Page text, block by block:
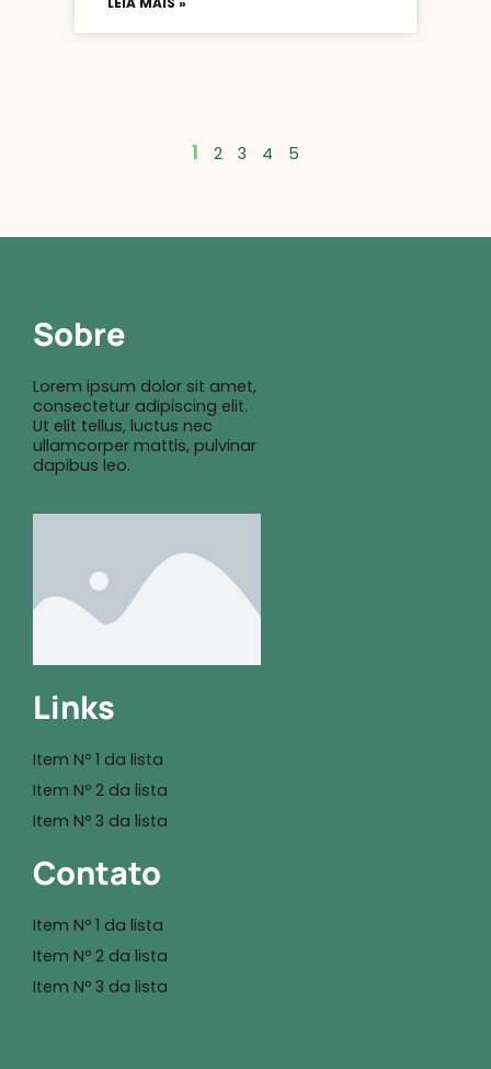
1 2 3 4 5
Sobre
Lorem ipsum dolor sit amet,
consectetur adipiscing elit.
Ut elit tellus, luctus nec
ullamcorper mattis, pulvinar
dapibus leo.
Links
Item Nº 1 da lista
Item Nº 2 da lista
Item Nº 3 da lista
Contato
Item Nº 1 da lista
Item Nº 2 da lista
Item Nº 3 da lista